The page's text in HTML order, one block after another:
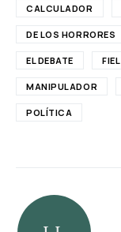
CALCULADOR
DE LOS HORRORES
EL DEBATE FIEL
MANIPULADOR
POLÍTICA